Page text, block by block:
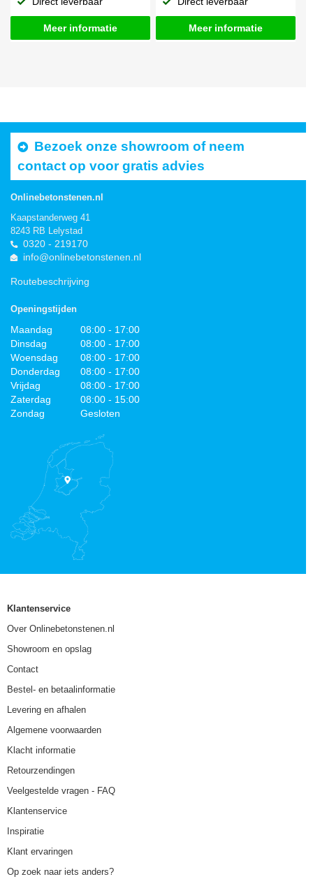
Meer informatie Meer informatie
Bezoek onze showroom of neem
contact op voor gratis advies
Onlinebetonstenen.nl
Kaapstanderweg 41
8243 RB Lelystad
0320 - 219170
info@onlinebetonstenen.nl
Routebeschrijving
Openingstijden
Maandag
08:00 - 17:00
Dinsdag
08:00 - 17:00
Woensdag
08:00 - 17:00
Donderdag
08:00 - 17:00
Vrijdag
08:00 - 17:00
Zaterdag
08:00 - 15:00
Zondag
Gesloten
Klantenservice
Over Onlinebetonstenen.nl
Showroom en opslag
Contact
Bestel- en betaalinformatie
Levering en afhalen
Algemene voorwaarden
Klacht informatie
Retourzendingen
Veelgestelde vragen - FAQ
Klantenservice
Inspiratie
Klant ervaringen
Op zoek naar iets anders?